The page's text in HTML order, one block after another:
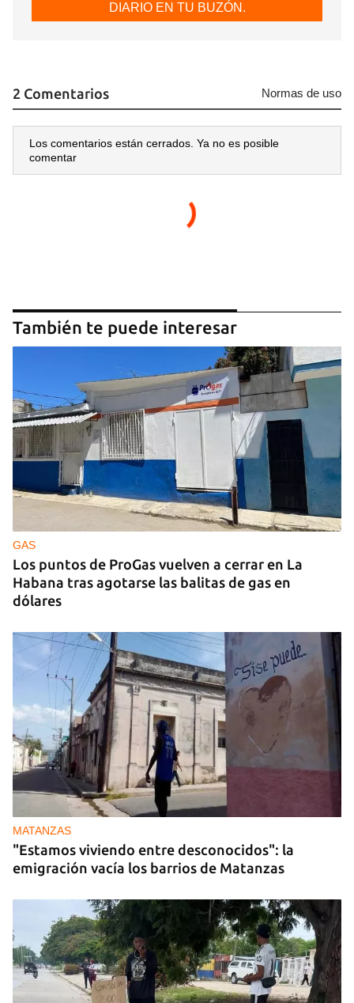
DIARIO EN TU BUZÓN.
2 Comentarios Normas de uso
Los comentarios están cerrados. Ya no es posible
comentar
También te puede interesar
GAS
Los puntos de ProGas vuelven a cerrar en La
Habana tras agotarse las balitas de gas en
dólares
MATANZAS
"Estamos viviendo entre desconocidos": la
emigración vacía los barrios de Matanzas